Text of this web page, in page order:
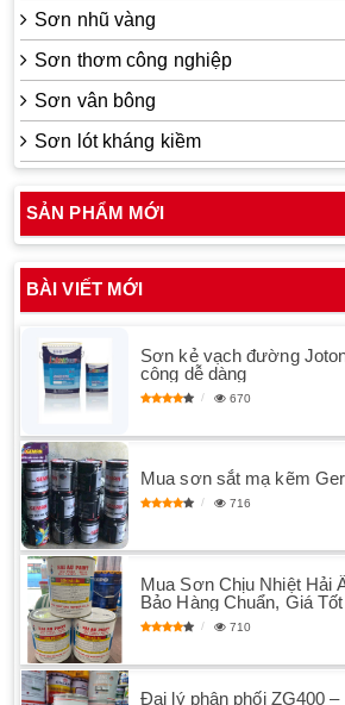
Sơn nhũ vàng
Sơn thơm công nghiệp
Sơn vân bông
Sơn lót kháng kiềm
SẢN PHẨM MỚI
BÀI VIẾT MỚI
Sơn kẻ vạch đường
công dễ dàng
670
Mua sơn sắt mạ kẽm
716
Mua Sơn Chịu Nhiệt Hải
Bảo Hàng Chuẩn, Giá Tốt
710
Đại lý phân phối ZG400